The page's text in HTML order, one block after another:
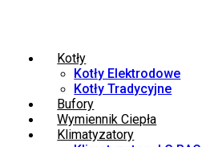
Kotły
Kotły Elektrodowe
Kotły Tradycyjne
Bufory
Wymiennik Ciepła
Klimatyzatory